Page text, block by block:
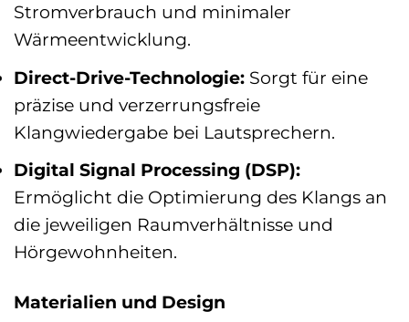
Stromverbrauch und minimaler
Wärmeentwicklung.
Direct-Drive-Technologie: Sorgt für eine
präzise und verzerrungsfreie
Klangwiedergabe bei Lautsprechern.
Digital Signal Processing (DSP):
Ermöglicht die Optimierung des Klangs an
die jeweiligen Raumverhältnisse und
Hörgewohnheiten.
Materialien und Design